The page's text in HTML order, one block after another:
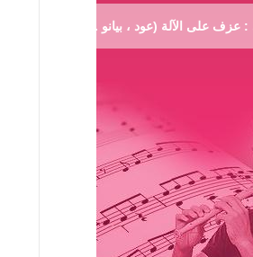
عزف على الآلة (عود ، بيانو ...)